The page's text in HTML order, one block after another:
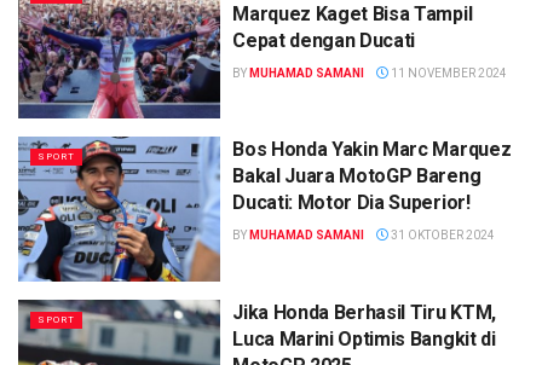
Marquez Kaget Bisa Tampil
Cepat dengan Ducati
BY MUHAMAD SAMANI 11 NOVEMBER 2024
SPORT
Bos Honda Yakin Marc Marquez
Bakal Juara MotoGP Bareng
Ducati: Motor Dia Superior!
BY MUHAMAD SAMANI 31 OKTOBER 2024
SPORT
Jika Honda Berhasil Tiru KTM,
Luca Marini Optimis Bangkit di